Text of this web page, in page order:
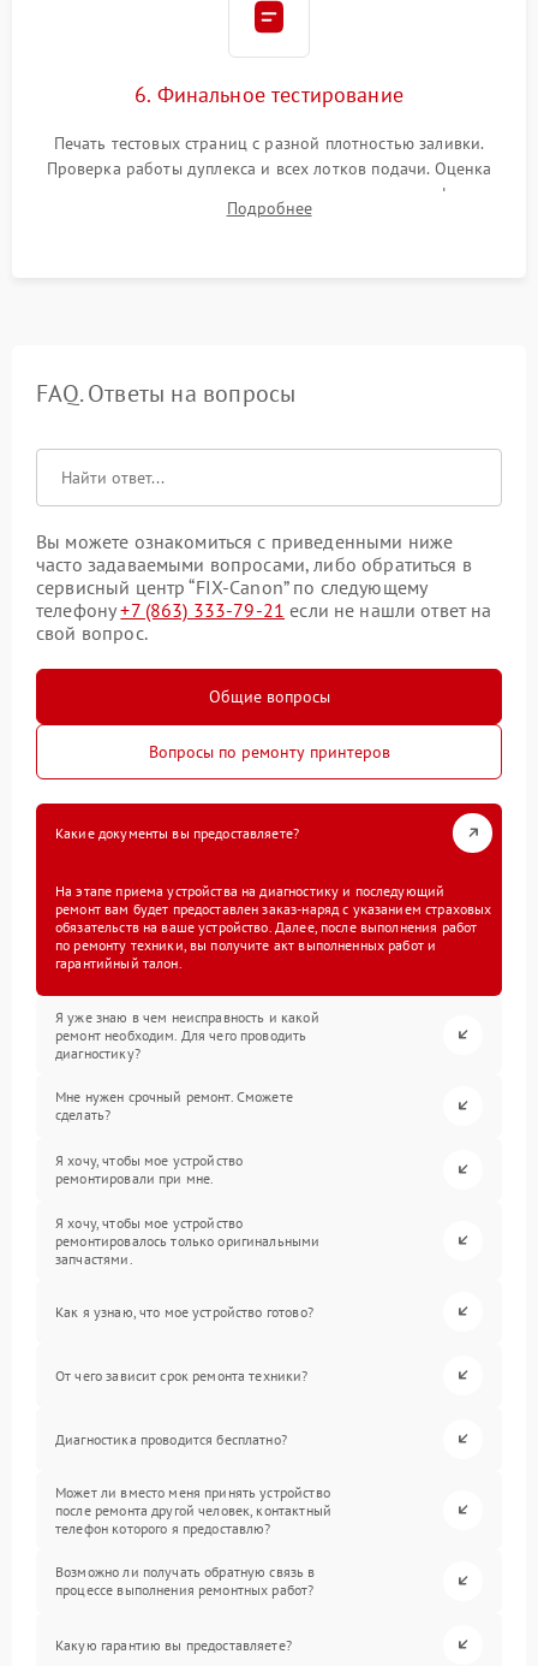
6. Финальное тестирование
Печать тестовых страниц с разной плотностью заливки.
Проверка работы дуплекса и всех лотков подачи. Оценка
качества запекания тонера и полное отсутствие дефектов
изображения перед выдачей готового устройства.
Подробнее
FAQ. Ответы на вопросы
Вы можете ознакомиться с приведенными ниже
часто задаваемыми вопросами, либо обратиться в
сервисный центр “FIX-Canon” по следующему
телефону+7 (863) 333-79-21 если не нашли ответ на
свой вопрос.
Общие вопросы
Вопросы по ремонту принтеров
Какие документы вы предоставляете?
На этапе приема устройства на диагностику и последующий
ремонт вам будет предоставлен заказ-наряд с указанием страховых
обязательств на ваше устройство. Далее, после выполнения работ
по ремонту техники, вы получите акт выполненных работ и
гарантийный талон.
Я уже знаю в чем неисправность и какой
ремонт необходим. Для чего проводить
диагностику?
Мне нужен срочный ремонт. Сможете
сделать?
Я хочу, чтобы мое устройство
ремонтировали при мне.
Я хочу, чтобы мое устройство
ремонтировалось только оригинальными
запчастями.
Как я узнаю, что мое устройство готово?
От чего зависит срок ремонта техники?
Диагностика проводится бесплатно?
Может ли вместо меня принять устройство
после ремонта другой человек, контактный
телефон которого я предоставлю?
Возможно ли получать обратную связь в
процессе выполнения ремонтных работ?
Какую гарантию вы предоставляете?